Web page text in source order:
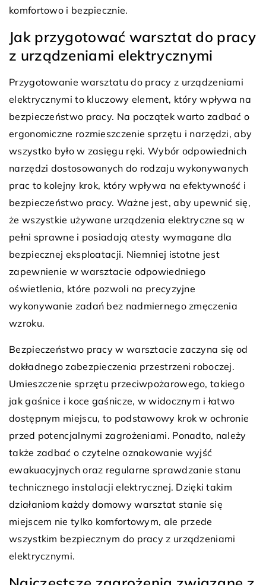
komfortowo i bezpiecznie.
Jak przygotować warsztat do pracy
z urządzeniami elektrycznymi
Przygotowanie warsztatu do pracy z urządzeniami
elektrycznymi to kluczowy element, który wpływa na
bezpieczeństwo pracy. Na początek warto zadbać o
ergonomiczne rozmieszczenie sprzętu i narzędzi, aby
wszystko było w zasięgu ręki. Wybór odpowiednich
narzędzi dostosowanych do rodzaju wykonywanych
prac to kolejny krok, który wpływa na efektywność i
bezpieczeństwo pracy. Ważne jest, aby upewnić się,
że wszystkie używane urządzenia elektryczne są w
pełni sprawne i posiadają atesty wymagane dla
bezpiecznej eksploatacji. Niemniej istotne jest
zapewnienie w warsztacie odpowiedniego
oświetlenia, które pozwoli na precyzyjne
wykonywanie zadań bez nadmiernego zmęczenia
wzroku.
Bezpieczeństwo pracy w warsztacie zaczyna się od
dokładnego zabezpieczenia przestrzeni roboczej.
Umieszczenie sprzętu przeciwpożarowego, takiego
jak gaśnice i koce gaśnicze, w widocznym i łatwo
dostępnym miejscu, to podstawowy krok w ochronie
przed potencjalnymi zagrożeniami. Ponadto, należy
także zadbać o czytelne oznakowanie wyjść
ewakuacyjnych oraz regularne sprawdzanie stanu
technicznego instalacji elektrycznej. Dzięki takim
działaniom każdy domowy warsztat stanie się
miejscem nie tylko komfortowym, ale przede
wszystkim bezpiecznym do pracy z urządzeniami
elektrycznymi.